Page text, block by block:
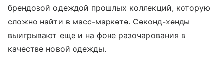
брендовой одеждой прошлых коллекций, которую
сложно найти в масс-маркете. Секонд-хенды
выигрывают еще и на фоне разочарования в
качестве новой одежды.